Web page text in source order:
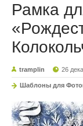
Рамка
tramplin 26
Шаблоны для